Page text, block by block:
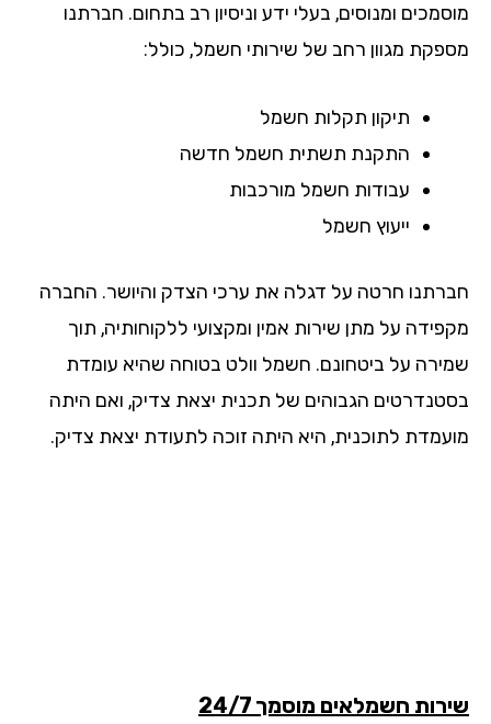
ומנוסים, בעלי ידע וניסיון רב בתחום. חברתנו
מגוון רחב של שירותי חשמל, כולל:
תיקון תקלות חשמל
התקנת תשתית חשמל חדשה
עבודות חשמל מורכבות
ייעוץ חשמל
חרטה על דגלה את ערכי הצדק והיושר. החברה
על מתן שירות אמין ומקצועי ללקוחותיה, תוך
על ביטחונם. חשמל וולט בטוחה שהיא עומדת
הגבוהים של תכנית יצאת צדיק, ואם היתה
לתוכנית, היא היתה זוכה לתעודת יצאת צדיק.
חשמלאים מוסמך 24/7